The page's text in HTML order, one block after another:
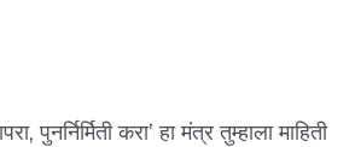
करा’ हा मंत्र तुम्हाला माहिती